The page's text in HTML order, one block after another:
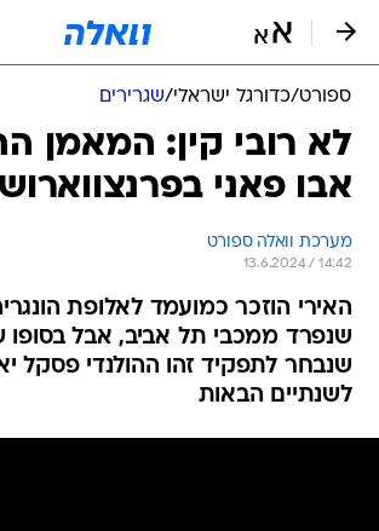
ספורט/כדורגל ישראלי/שגרירים
לא רובי קין: המאמן
אבו פאני בפרנצווארוש
מערכת וואלה ספורט
13.6.2024 / 14:42
האירי הוזכר כמועמד לאלופת
שנפרד ממכבי תל אביב, אבל בסופו
שנבחר לתפקיד זהו ההולנדי פסקל
לשנתיים הבאות